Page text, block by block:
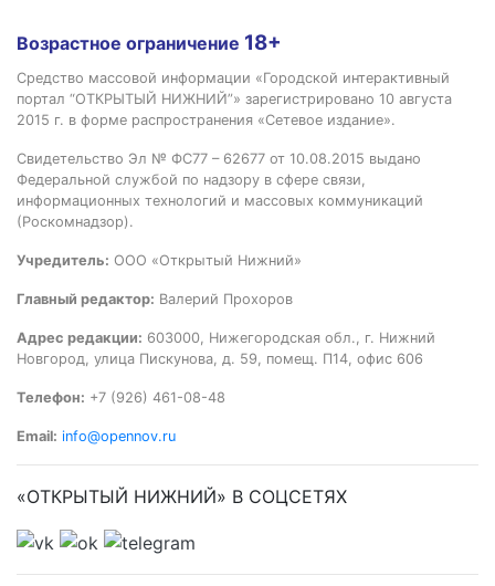
Возрастное ограничение 18+
Средство массовой информации «Городской интерактивный
портал “ОТКРЫТЫЙ НИЖНИЙ”» зарегистрировано 10 августа
2015 г. в форме распространения «Сетевое издание».
Свидетельство Эл № ФС77 – 62677 от 10.08.2015 выдано
Федеральной службой по надзору в сфере связи,
информационных технологий и массовых коммуникаций
(Роскомнадзор).
Учредитель: ООО «Открытый Нижний»
Главный редактор: Валерий Прохоров
Адрес редакции: 603000, Нижегородская обл., г. Нижний
Новгород, улица Пискунова, д. 59, помещ. П14, офис 606
Телефон: +7 (926) 461-08-48
Email: info@opennov.ru
«ОТКРЫТЫЙ НИЖНИЙ» В СОЦСЕТЯХ